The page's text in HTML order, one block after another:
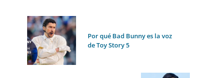
Por qué Bad Bunny es la voz
de Toy Story 5